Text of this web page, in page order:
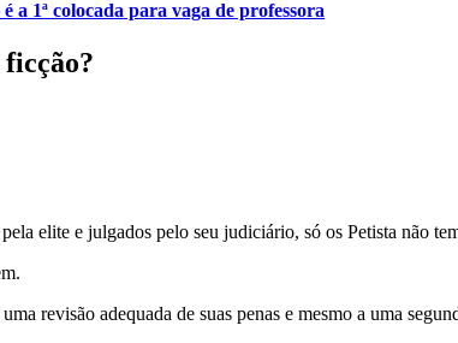
1ª colocada para vaga de professora
ficção?
elite e julgados pelo seu judiciário, só os Petista não
revisão adequada de suas penas e mesmo a uma